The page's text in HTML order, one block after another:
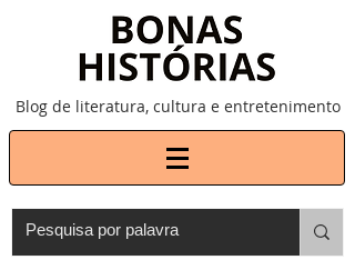
Blog de literatura, cultura e entretenimento